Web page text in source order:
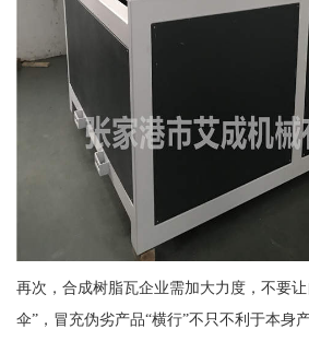
再次，合成树脂瓦企业需加大力度，不要
伞”，冒充伪劣产品“横行”不只不利于本身